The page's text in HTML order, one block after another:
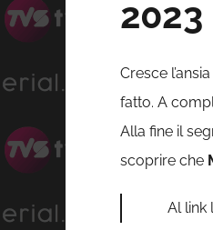
2023
Cresce
fatto. A
Alla fine il
scoprire che
Al link